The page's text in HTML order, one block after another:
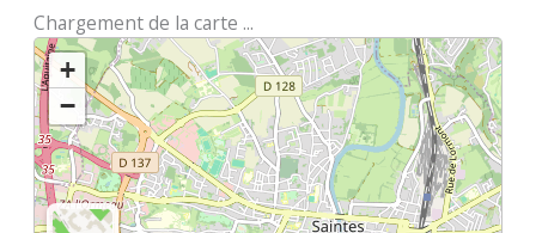
Chargement de la carte ...
+
−